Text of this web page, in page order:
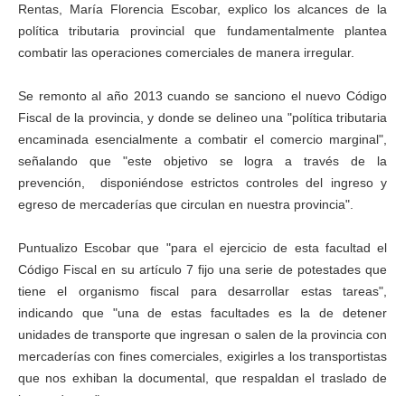
Rentas, María Florencia Escobar, explico los alcances de la
política tributaria provincial que fundamentalmente plantea
combatir las operaciones comerciales de manera irregular.
Se remonto al año 2013 cuando se sanciono el nuevo Código
Fiscal de la provincia, y donde se delineo una "política tributaria
encaminada esencialmente a combatir el comercio marginal",
señalando que "este objetivo se logra a través de la
prevención, disponiéndose estrictos controles del ingreso y
egreso de mercaderías que circulan en nuestra provincia".
Puntualizo Escobar que "para el ejercicio de esta facultad el
Código Fiscal en su artículo 7 fijo una serie de potestades que
tiene el organismo fiscal para desarrollar estas tareas",
indicando que "una de estas facultades es la de detener
unidades de transporte que ingresan o salen de la provincia con
mercaderías con fines comerciales, exigirles a los transportistas
que nos exhiban la documental, que respaldan el traslado de